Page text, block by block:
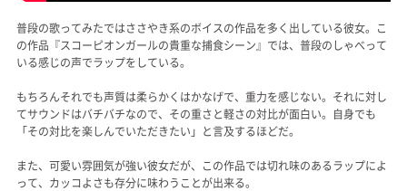
普段の歌ってみたではささやき系のボイスの作品を多く出している彼女。こ
の作品『スコーピオンガールの貴重な捕食シーン』では、普段のしゃべって
いる感じの声でラップをしている。
もちろんそれでも声質は柔らかくはかなげで、重力を感じない。それに対し
てサウンドはバチバチなので、その重さと軽さの対比が面白い。自身でも
「その対比を楽しんでいただきたい」と言及するほどだ。
また、可愛い雰囲気が強い彼女だが、この作品では切れ味のあるラップによ
って、カッコよさも存分に味わうことが出来る。